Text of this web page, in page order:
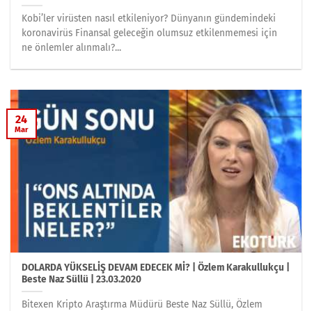
Kobi’ler virüsten nasıl etkileniyor? Dünyanın gündemindeki
koronavirüs Finansal geleceğin olumsuz etkilenmemesi için
ne önlemler alınmalı?...
DOLARDA YÜKSELİŞ DEVAM EDECEK Mİ? | Özlem Karakullukçu |
Beste Naz Süllü | 23.03.2020
Bitexen Kripto Araştırma Müdürü Beste Naz Süllü, Özlem
24
Mar